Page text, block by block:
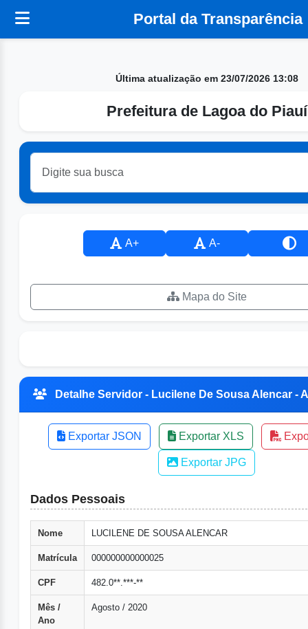
Portal da Transparência
Última atualização em 23/07/2026 13:08
Prefeitura de Lagoa do Piauí
A+ A-
Mapa do Site
Detalhe Servidor - Lucilene De Sousa Alencar -
Exportar JSON Exportar XLS
Exportar JPG
Dados Pessoais
Nome LUCILENE DE SOUSA ALENCAR
Matrícula 000000000000025
CPF 482.0**.***-**
Mês /
Ano
Agosto / 2020